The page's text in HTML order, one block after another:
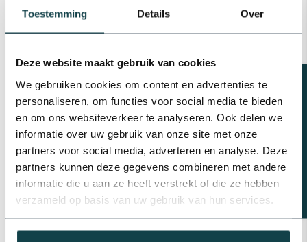
Toestemming Details Over
Deze website maakt gebruik van cookies
We gebruiken cookies om content en advertenties te
personaliseren, om functies voor social media te bieden
en om ons websiteverkeer te analyseren. Ook delen we
informatie over uw gebruik van onze site met onze
partners voor social media, adverteren en analyse. Deze
partners kunnen deze gegevens combineren met andere
informatie die u aan ze heeft verstrekt of die ze hebben
verzameld op basis van uw gebruik van hun services.
Op voorraad
buitendraad
Op voorraad
VIR PP kogelkraan
binnendraad | 1"
Op voorraad
€18,44
PVC kogelkraan | 20 t/m 90 mm
Op voorraad
€8,47
Beregeningsplan?